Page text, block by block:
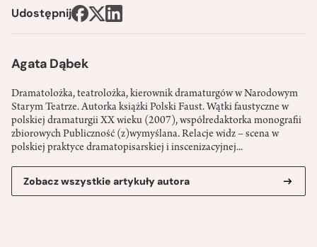
Agata Dąbek
Dramatolożka, teatrolożka, kierownik dramaturgów w Narodowym
Starym Teatrze. Autorka książki Polski Faust. Wątki faustyczne w
polskiej dramaturgii XX wieku (2007), współredaktorka monografii
zbiorowych Publiczność (z)wymyślana. Relacje widz – scena w
polskiej praktyce dramatopisarskiej i inscenizacyjnej...
Zobacz wszystkie artykuły autora
Udostępnij